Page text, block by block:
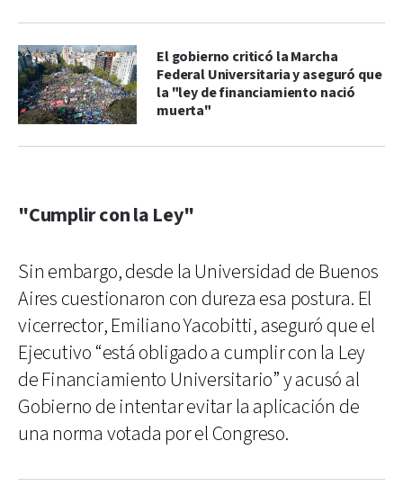
El gobierno criticó la Marcha
Federal Universitaria y aseguró que
la "ley de financiamiento nació
muerta"
"Cumplir con la Ley"
Sin embargo, desde la Universidad de Buenos
Aires cuestionaron con dureza esa postura. El
vicerrector, Emiliano Yacobitti, aseguró que el
Ejecutivo “está obligado a cumplir con la Ley
de Financiamiento Universitario” y acusó al
Gobierno de intentar evitar la aplicación de
una norma votada por el Congreso.